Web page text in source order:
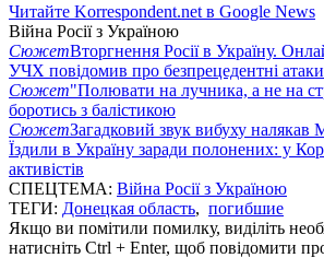
Читайте Korrespondent.net в Google News
Війна Росії з Україною
СюжетВторгнення Росії в Україну.
УЧХ повідомив про безпрецедентні
Сюжет"Полювати на лучника, а не на
боротись з балістикою
СюжетЗагадковий звук вибуху налякав
Їздили в Україну заради полонених: у
активістів
СПЕЦТЕМА: Війна Росії з Україною
ТЕГИ: Донецкая область, погибшие
Якщо ви помітили помилку, виділіть
натисніть Ctrl + Enter, щоб повідомити